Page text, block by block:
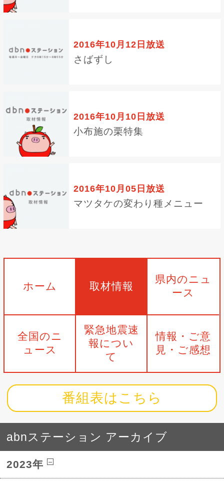
2016年10月12日放送
さばずし
2016年10月10日放送
小布施の栗特集
2016年10月05日放送
マツタケの変わり種メニュー
ホーム 取材情報
県内のニュ
ース
全国のニ
ュース
緊急地震速
報につい
て
情報・ご意
見・ご感想
番組表はこちら
abnステーション アーカイブ
2023年